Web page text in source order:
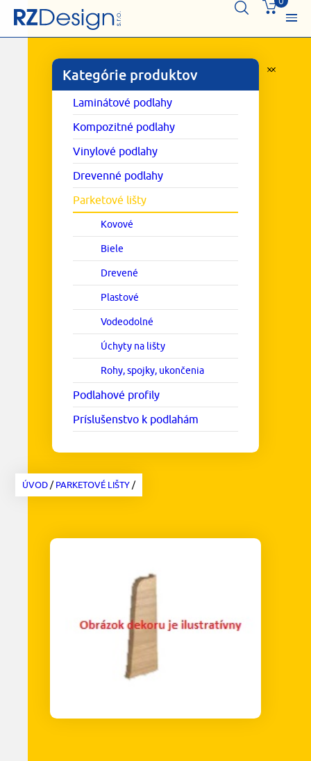
Kategórie produktov
Laminátové podlahy
Kompozitné podlahy
Vinylové podlahy
Drevenné podlahy
Parketové lišty
Kovové
Biele
Drevené
Plastové
Vodeodolné
Úchyty na lišty
Rohy, spojky, ukončenia
Podlahové profily
Príslušenstvo k podlahám
ÚVOD/PARKETOVÉ LIŠTY/